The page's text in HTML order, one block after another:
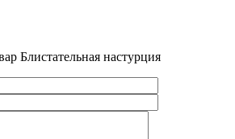
Блистательная настурция